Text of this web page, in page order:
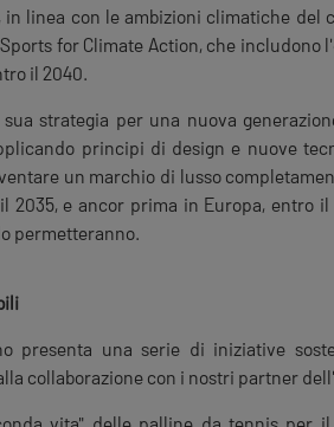
linea con le ambizioni climatiche del
Sports for Climate Action, che includono
il 2040.
strategia per una nuova
principi di design e nuove
un marchio di lusso
2035, e ancor prima in Europa, entro il
permetteranno.
presenta una serie di iniziative
collaborazione con i nostri partner
vita" delle palline da tennis per